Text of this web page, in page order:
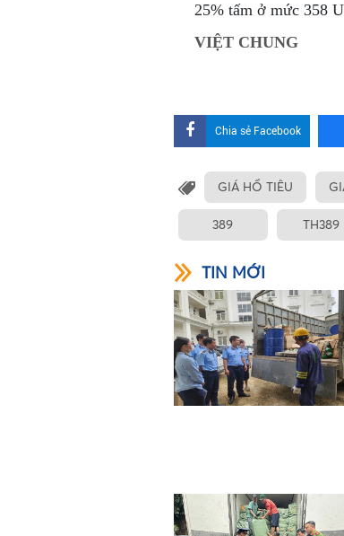
25% tấm ở mức 358
VIỆT CHUNG
Chia sẻ Facebook
GIÁ HỒ TIÊU
389 TH389
TIN MỚI